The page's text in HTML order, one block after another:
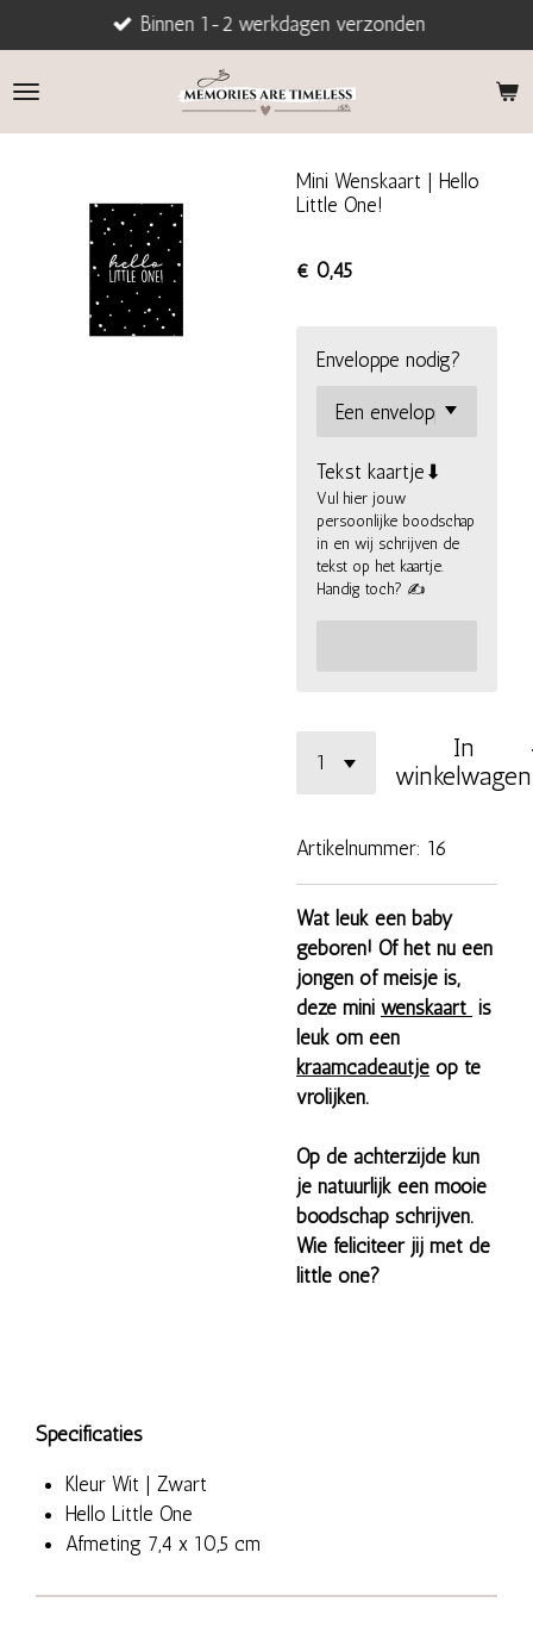
direct
naar
Binnen 1-2 werkdagen verzonden
Mini Wenskaart | Hello
Little One!
€ 0,45
Enveloppe nodig?
Tekst kaartje⬇
Vul hier jouw
persoonlijke boodschap
in en wij schrijven de
tekst op het kaartje.
Handig toch? ✍
In
winkelwagen
Artikelnummer: 16
Wat leuk een baby
geboren! Of het nu een
jongen of meisje is,
deze mini wenskaart is
leuk om een
kraamcadeautje op te
vrolijken.
Op de achterzijde kun
je natuurlijk een mooie
boodschap schrijven.
Wie feliciteer jij met de
little one?
Specificaties
Kleur Wit | Zwart
Hello Little One
Afmeting 7,4 x 10,5 cm